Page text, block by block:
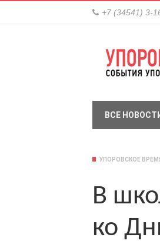
+7 (34541) 3-
ВСЕ
УПОРОВСКОЕ
В
ко